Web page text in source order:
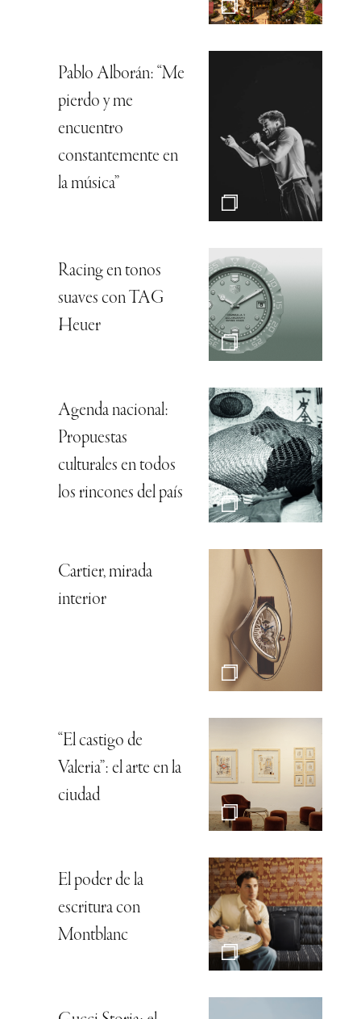
Pablo Alborán: “Me
pierdo y me
encuentro
constantemente en
la música”
Racing en tonos
suaves con TAG
Heuer
Agenda nacional:
Propuestas
culturales en todos
los rincones del país
Cartier, mirada
interior
“El castigo de
Valeria”: el arte en la
ciudad
El poder de la
escritura con
Montblanc